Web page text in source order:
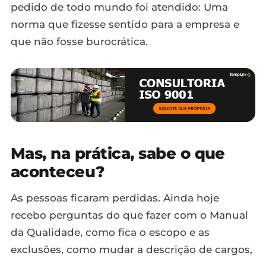
pedido de todo mundo foi atendido: Uma
norma que fizesse sentido para a empresa e
que não fosse burocrática.
Mas, na prática, sabe o que
aconteceu?
As pessoas ficaram perdidas. Ainda hoje
recebo perguntas do que fazer com o Manual
da Qualidade, como fica o escopo e as
exclusões, como mudar a descrição de cargos,